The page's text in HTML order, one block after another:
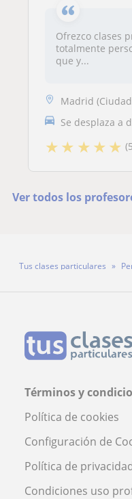
Ofrezco clases
totalmente
que y...
Madrid
Se desplaza a
★★ ★★★
Ver todos los
Tus clases particulares
Términos y
Política de cookies
Configuración de
Política de
Condiciones uso